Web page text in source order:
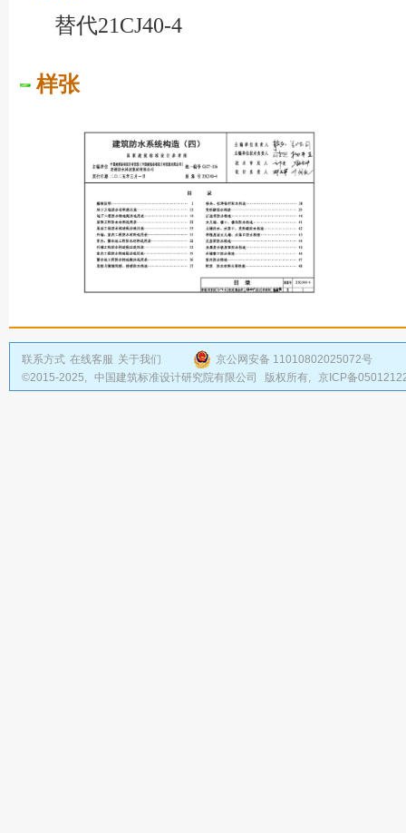
替代21CJ40-4
样张
联系方式 在线客服 关于我们
京公网安备 11010802025072号
©2015-2025, 中国建筑标准设计研究院有限公司 版权所有, 京ICP备